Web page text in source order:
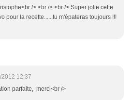
/> <br /> <br /> Super jolie cette
pour la recette......tu m'épateras toujours !!!
2012 12:37
parfaite, merci<br />